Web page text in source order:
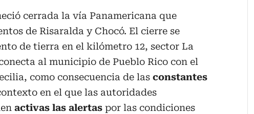
cerrada la vía Panamericana que
de Risaralda y Chocó. El cierre se
de tierra en el kilómetro 12, sector La
al municipio de Pueblo Rico con el
como consecuencia de las constantes
en el que las autoridades
activas las alertas por las condiciones